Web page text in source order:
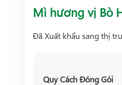
Mì hương vị Bò
Đã Xuất khẩu sang thị
Quy Cách Đóng Gói